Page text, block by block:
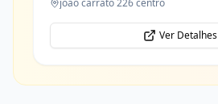
Ver Detalhes